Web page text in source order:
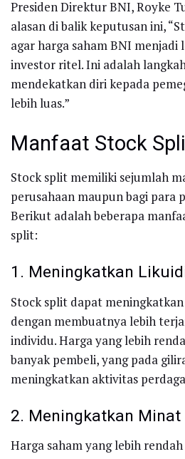
Presiden Direktur BNI, Royke
alasan di balik keputusan ini,
agar harga saham BNI
investor ritel. Ini adalah
mendekatkan diri kepada
lebih luas.”
Manfaat Stock
Stock split memiliki sejumlah
perusahaan maupun bagi para
Berikut adalah beberapa
split:
1. Meningkatkan
Stock split dapat
dengan membuatnya lebih
individu. Harga yang lebih
banyak pembeli, yang pada
meningkatkan aktivitas
2. Meningkatkan Minat
Harga saham yang lebih